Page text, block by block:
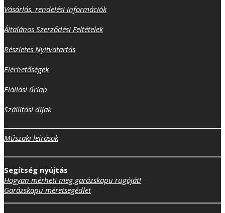
Vásárlás, rendelési információk
Általános Szerződési Feltételek
Részletes Nyitvatartás
Elérhetőségek
Elállási űrlap
Szállítási díjak
Műszaki leírások
Segítség nyújtás
Hogyan mérheti meg garázskapu rugóját!
Garázskapu méretsegédlet